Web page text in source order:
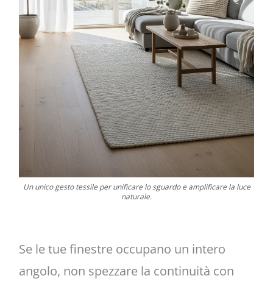
Un unico gesto tessile per unificare lo sguardo e amplificare la luce
naturale.
Se le tue finestre occupano un intero
angolo, non spezzare la continuità con